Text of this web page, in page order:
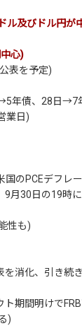
ル及びドル円が
心)
表を予定)
年債、28日→7
業日)
のPCEデフレ
月30日の19時
性も)
消化、引き続
期間明けで
)